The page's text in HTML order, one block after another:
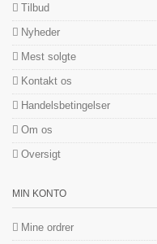
Tilbud
Nyheder
Mest solgte
Kontakt os
Handelsbetingelser
Om os
Oversigt
MIN KONTO
Mine ordrer